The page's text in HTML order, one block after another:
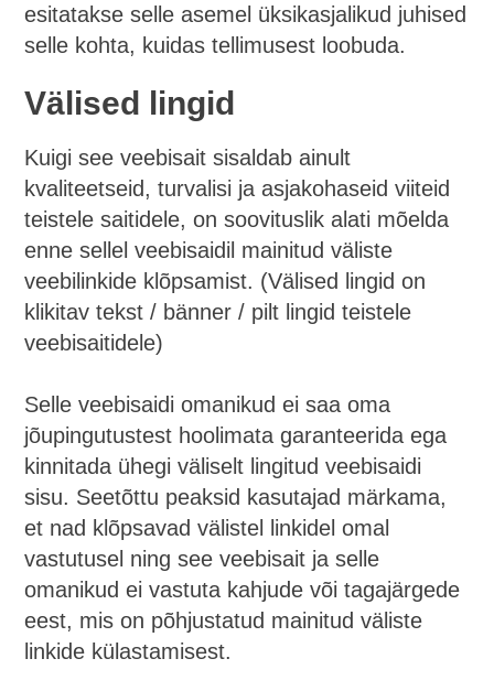
esitatakse selle asemel üksikasjalikud juhised
selle kohta, kuidas tellimusest loobuda.
Välised lingid
Kuigi see veebisait sisaldab ainult
kvaliteetseid, turvalisi ja asjakohaseid viiteid
teistele saitidele, on soovituslik alati mõelda
enne sellel veebisaidil mainitud väliste
veebilinkide klõpsamist. (Välised lingid on
klikitav tekst / bänner / pilt lingid teistele
veebisaitidele)
Selle veebisaidi omanikud ei saa oma
jõupingutustest hoolimata garanteerida ega
kinnitada ühegi väliselt lingitud veebisaidi
sisu. Seetõttu peaksid kasutajad märkama,
et nad klõpsavad välistel linkidel omal
vastutusel ning see veebisait ja selle
omanikud ei vastuta kahjude või tagajärgede
eest, mis on põhjustatud mainitud väliste
linkide külastamisest.